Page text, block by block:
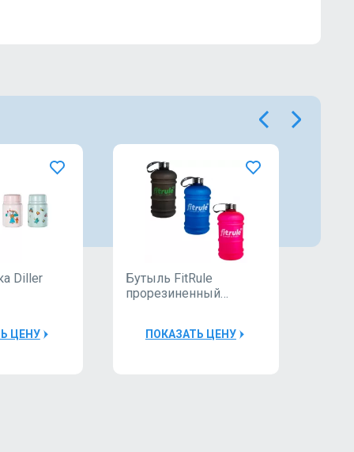
Diller
ЦЕНУ
Бутыль FitRule
прорезиненный
ПОКАЗАТЬ ЦЕНУ